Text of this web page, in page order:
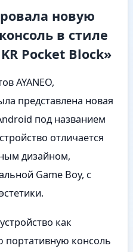
новую
в стиле
Pocket Block»
AYANEO,
представлена новая
под названием
отличается
дизайном,
Game Boy, с
как
портативную консоль